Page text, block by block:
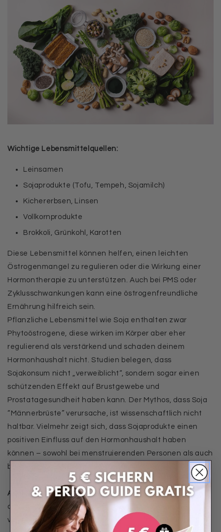
Wichtige Lebensmittelquellen:
Leinsamen
Sojaprodukte (Tofu, Tempeh, Sojamilch)
Kichererbsen, Linsen
Vollkornprodukte
Brokkoli, Grünkohl, Karotten
Diese Lebensmittel können helfen, einen leichten
Östrogenmangel zu regulieren oder die Wirkung einer
Hormontherapie zu unterstützen. Auch bei PMS oder
Zyklusschwankungen kann eine östrogenfreundliche
Ernährung hilfreich sein.
Pflanzliche Lebensmittel wie Soja enthalten zwar
Phytoöstrogene, diese wirken im Körper aber eher
regulierend als verstärkend und schaden deinem
Hormonhaushalt nicht. Studien belegen, dass
Sojakonsum nicht „verweiblicht“, sondern sogar einen
schützenden Effekt auf Brustgewebe und
Prostatagesundheit haben kann. Der Mythos, dass Soja
“Männerbrüste” verursache, ist wissenschaftlich nicht
haltbar. Vielmehr zeigt sich, dass Sojaprodukte einen
positiven Einfluss auf den Hormonhaushalt haben
können – sowohl bei menstruierenden Personen als auch
bei männlich gelesenen Personen.
Aber Vorsicht bei tierischen Produkten:Studien zeigen,
dass insbesondere Kuhmilch, Fleisch und industriell
verarbeitete Produkte tatsächliche Hormone enthalten